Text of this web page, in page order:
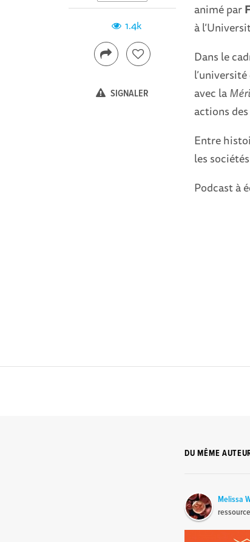
animé par
à
Dans le
avec la
actions
Entre
les
Podcast à
1.4k
SIGNALER
DU MÊME
Melissa
ressource